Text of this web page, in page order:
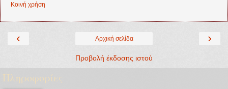
Κοινή χρήση
‹ ›
Αρχική σελίδα
Προβολή έκδοσης ιστού
Πληροφορίες